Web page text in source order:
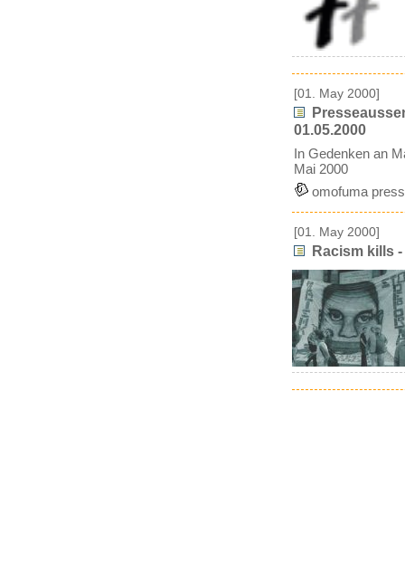
[01. May 2000]
01.05.2000
In Gedenken an
Mai 2000
omofuma
[01. May 2000]
Racism kills